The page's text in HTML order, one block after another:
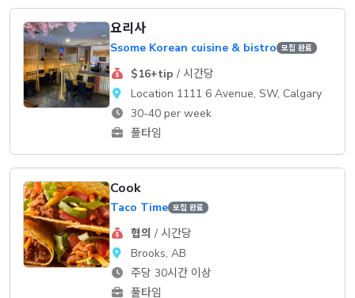
요리사
Ssome Korean cuisine & bistro 모집 완료
$16+tip / 시간당
Location 1111 6 Avenue, SW, Calgary
30-40 per week
풀타임
Cook
Taco Time 모집 완료
협의 / 시간당
Brooks, AB
주당 30시간 이상
풀타임